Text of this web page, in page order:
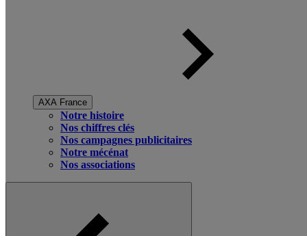
AXA France
Notre histoire
Nos chiffres clés
Nos campagnes publicitaires
Notre mécénat
Nos associations